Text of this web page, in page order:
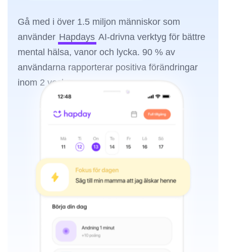
Gå med i över 1.5 miljon människor som
använder Hapdays AI-drivna verktyg för bättre
mental hälsa, vanor och lycka. 90 % av
användarna rapporterar positiva förändringar
inom 2 veckor.